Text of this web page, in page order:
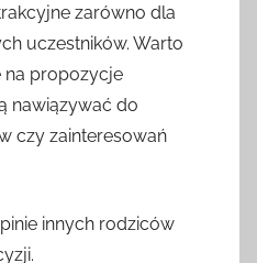
zarówno dla
uczestników. Warto
na propozycje
nawiązywać do
czy zainteresowań
innych rodziców